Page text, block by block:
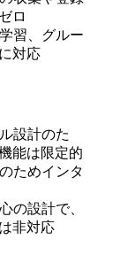
ロ
習、グルー
対応
設計のた
能は限定的
ためインタ
の設計で、
非対応